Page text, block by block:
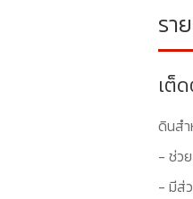
รา
เต็
ดินส
- ช่ว
- มีส่